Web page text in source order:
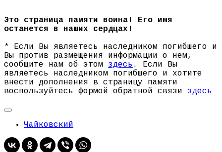
Это страница памяти воина! Его имя
останется в наших сердцах!
* Если Вы являетесь наследником погибшего и
Вы против размещения информации о нем,
сообщите нам об этом здесь . Если Вы
являетесь наследником погибшего и хотите
внести дополнения в страницу памяти
воспользуйтесь формой обратной связи здесь
Чайковский